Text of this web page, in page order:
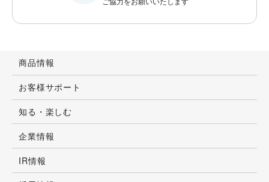
商品情報
お客様サポート
知る・楽しむ
企業情報
IR情報